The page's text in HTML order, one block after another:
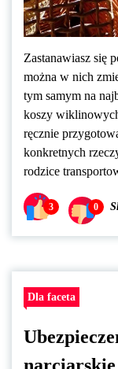
Zastanawiasz się
można w nich
tym samym na
koszy
ręcznie
konkretnych
rodzice
3 0
Dla faceta